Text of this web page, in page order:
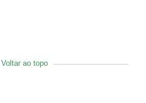
Voltar ao topo